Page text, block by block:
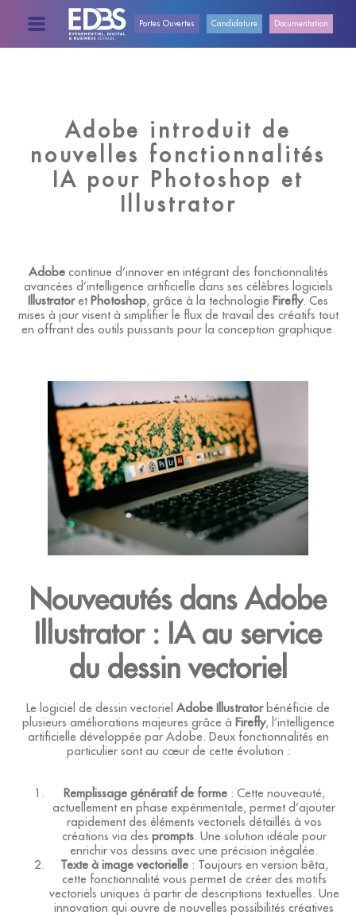
FORMATIONS
ENTREPRISE
ADMISSIONS
BORDEAUX
GRENOBLE
NANTES
TOULOUSE
BACHELOR
BUSINESS
ET IA
MASTÈRE
ÉVÉNEMENTIEL
ET IA
MARKETING
DIGITAL ET
PRÉSENTATION
BACHELOR
PRÉSENTATION
BACHELOR
PRÉSENTATION
BACHELOR
DIRECTRICE
PRÉSENTATION
PORTES
OUVERTES
ACCESSIBILITÉ
ACTUALITÉS
SKOLAE
SERVICE
ALUMNI
CABINET
ALUMNI
ENTREPRISE
TAXE
D’APPRENTISSAGE
PROCÉDURE
D'ADMISSIONS
ÉTUDIANTS
INTERNATIONAUX
INTERNATIONAL
STUDENTS
Portes Ouvertes Candidature Documentation
Adobe introduit de
nouvelles fonctionnalités
IA pour Photoshop et
Illustrator
Adobecontinue d’innover en intégrant des fonctionnalités
avancées d’intelligence artificielle dans ses célèbres logiciels
Illustratoret Photoshop, grâce à la technologie Firefly. Ces
mises à jour visent à simplifier le flux de travail des créatifs tout
en offrant des outils puissants pour la conception graphique.
Nouveautés dans Adobe
Illustrator : IA au service
du dessin vectoriel
Le logiciel de dessin vectoriel Adobe Illustratorbénéficie de
plusieurs améliorations majeures grâce à Firefly, l’intelligence
artificielle développée par Adobe. Deux fonctionnalités en
particulier sont au cœur de cette évolution :
Remplissage génératif de forme: Cette nouveauté,
actuellement en phase expérimentale, permet d’ajouter
rapidement des éléments vectoriels détaillés à vos
créations via des prompts. Une solution idéale pour
enrichir vos dessins avec une précision inégalée.
Texte à image vectorielle: Toujours en version bêta,
cette fonctionnalité vous permet de créer des motifs
vectoriels uniques à partir de descriptions textuelles. Une
innovation qui ouvre de nouvelles possibilités créatives